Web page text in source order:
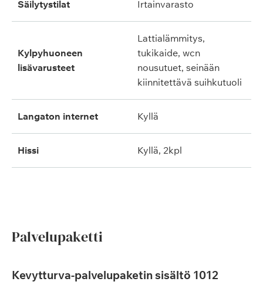
säilytystilat irtainvarasto
kylpyhuoneen
lisävarusteet
lattialämmitys,
tukikaide, wcn
nousutuet, seinään
kiinnitettävä suihkutuoli
langaton internet kyllä
hissi kyllä, 2kpl
Palvelupaketti
Kevytturva-palvelupaketin sisältö 1012